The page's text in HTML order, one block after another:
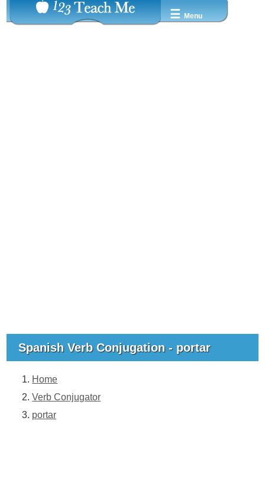
☰ Menu
Spanish Verb Conjugation - portar
Home
Verb Conjugator
portar